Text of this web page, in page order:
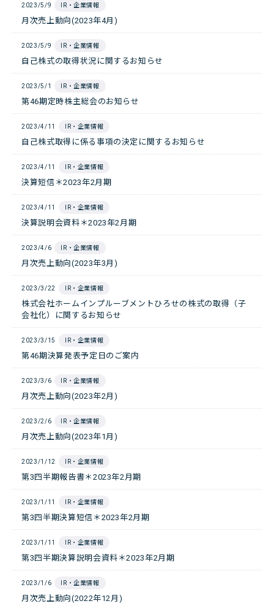
2023/5/9 IR・企業情報
月次売上動向(2023年4月)
2023/5/9 IR・企業情報
自己株式の取得状況に関するお知らせ
2023/5/1 IR・企業情報
第46期定時株主総会のお知らせ
2023/4/11 IR・企業情報
自己株式取得に係る事項の決定に関するお知らせ
2023/4/11 IR・企業情報
決算短信＊2023年2月期
2023/4/11 IR・企業情報
決算説明会資料＊2023年2月期
2023/4/6 IR・企業情報
月次売上動向(2023年3月)
2023/3/22 IR・企業情報
株式会社ホームインプルーブメントひろせの株式の取得（子
会社化）に関するお知らせ
2023/3/15 IR・企業情報
第46期決算発表予定日のご案内
2023/3/6 IR・企業情報
月次売上動向(2023年2月)
2023/2/6 IR・企業情報
月次売上動向(2023年1月)
2023/1/12 IR・企業情報
第3四半期報告書＊2023年2月期
2023/1/11 IR・企業情報
第3四半期決算短信＊2023年2月期
2023/1/11 IR・企業情報
第3四半期決算説明会資料＊2023年2月期
2023/1/6 IR・企業情報
月次売上動向(2022年12月)